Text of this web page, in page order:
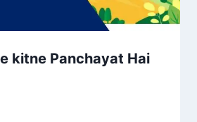
kitne Panchayat Hai